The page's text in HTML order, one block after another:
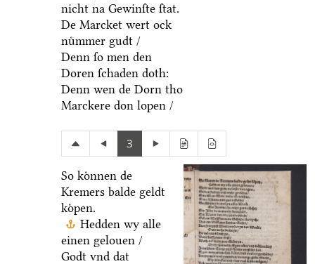
nicht na Gewinſte ſtat.
De Marcket wert ock
nuͤmmer gudt /
Denn ſo men den
Doren ſchaden doth:
Denn wen de Dorn tho
Marckere don lopen /
3
So koͤnnen de
Kremers balde geldt
koͤpen.
Hedden wy alle
einen gelouen /
Godt vnd dat